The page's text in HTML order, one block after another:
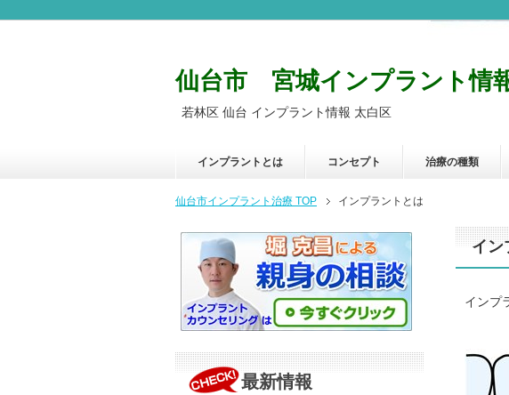
仙台市 宮城インプラント情
若林区 仙台 インプラント情報 太白区
インプラントとは コンセプト 治療の種類
仙台市インプラント治療 TOP インプラントとは
イン
インプ
最新情報